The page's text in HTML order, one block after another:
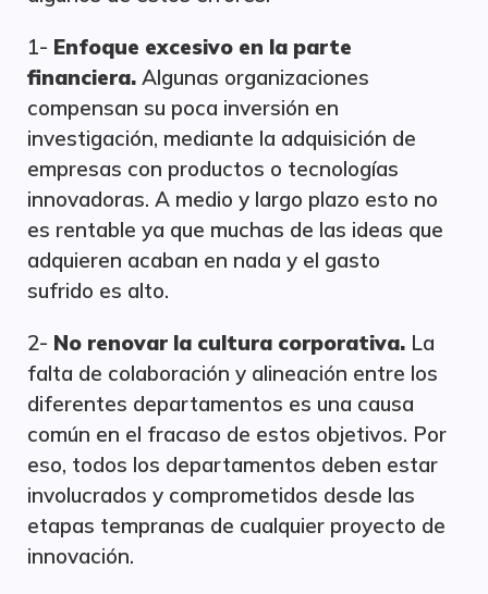
1- Enfoque excesivo en la parte
financiera. Algunas organizaciones
compensan su poca inversión en
investigación, mediante la adquisición de
empresas con productos o tecnologías
innovadoras. A medio y largo plazo esto no
es rentable ya que muchas de las ideas que
adquieren acaban en nada y el gasto
sufrido es alto.
2- No renovar la cultura corporativa. La
falta de colaboración y alineación entre los
diferentes departamentos es una causa
común en el fracaso de estos objetivos. Por
eso, todos los departamentos deben estar
involucrados y comprometidos desde las
etapas tempranas de cualquier proyecto de
innovación.